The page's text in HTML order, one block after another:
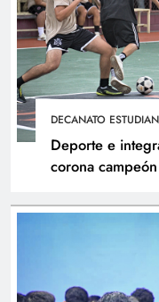
DECANATO
Deporte e
corona